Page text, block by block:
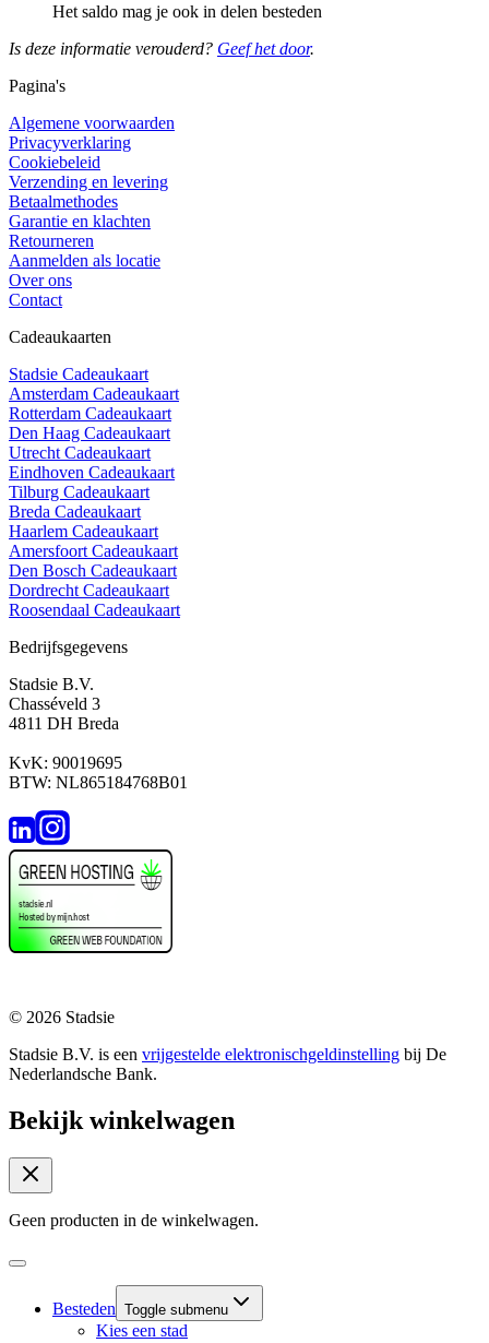
Het saldo mag je ook in delen besteden
Is deze informatie verouderd? Geef het door.
Pagina's
Algemene voorwaarden
Privacyverklaring
Cookiebeleid
Verzending en levering
Betaalmethodes
Garantie en klachten
Retourneren
Aanmelden als locatie
Over ons
Contact
Cadeaukaarten
Stadsie Cadeaukaart
Amsterdam Cadeaukaart
Rotterdam Cadeaukaart
Den Haag Cadeaukaart
Utrecht Cadeaukaart
Eindhoven Cadeaukaart
Tilburg Cadeaukaart
Breda Cadeaukaart
Haarlem Cadeaukaart
Amersfoort Cadeaukaart
Den Bosch Cadeaukaart
Dordrecht Cadeaukaart
Roosendaal Cadeaukaart
Bedrijfsgegevens
Stadsie B.V.
Chasséveld 3
4811 DH Breda
KvK: 90019695
BTW: NL865184768B01
© 2026 Stadsie
Stadsie B.V. is een vrijgestelde elektronischgeldinstelling bij De
Nederlandsche Bank.
Bekijk winkelwagen
Geen producten in de winkelwagen.
Besteden Toggle submenu
Kies een stad